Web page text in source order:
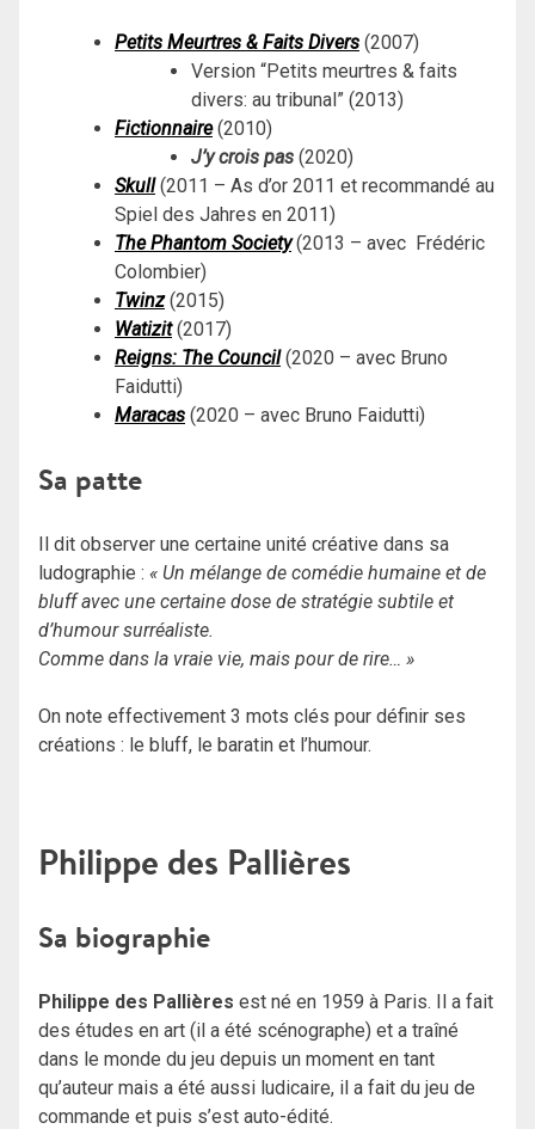
Petits Meurtres & Faits Divers (2007)
Version “Petits meurtres & faits
divers: au tribunal” (2013)
Fictionnaire(2010)
J’y crois pas (2020)
Skull(2011 – As d’or 2011 et recommandé au
Spiel des Jahres en 2011)
The Phantom Society(2013 – avec Frédéric
Colombier)
Twinz(2015)
Watizit(2017)
Reigns: The Council(2020 – avec Bruno
Faidutti)
Maracas (2020 – avec Bruno Faidutti)
Sa patte
Il dit observer une certaine unité créative dans sa
ludographie : « Un mélange de comédie humaine et de
bluff avec une certaine dose de stratégie subtile et
d’humour surréaliste.
Comme dans la vraie vie, mais pour de rire… »
On note effectivement 3 mots clés pour définir ses
créations : le bluff, le baratin et l’humour.
Philippe des Pallières
Sa biographie
Philippe des Pallières est né en 1959 à Paris. Il a fait
des études en art (il a été scénographe) et a traîné
dans le monde du jeu depuis un moment en tant
qu’auteur mais a été aussi ludicaire, il a fait du jeu de
commande et puis s’est auto-édité.